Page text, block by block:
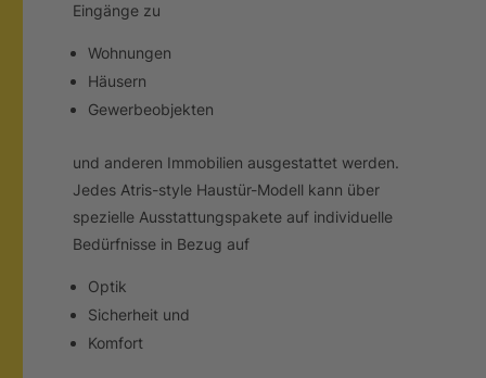
Eingänge zu
Wohnungen
Häusern
Gewerbeobjekten
und anderen Immobilien ausgestattet werden.
Jedes Atris-style Haustür-Modell kann über
spezielle Ausstattungspakete auf individuelle
Bedürfnisse in Bezug auf
Optik
Sicherheit und
Komfort